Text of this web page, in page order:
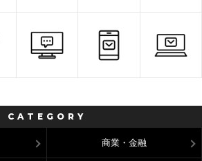
CATEGORY
商業・金融